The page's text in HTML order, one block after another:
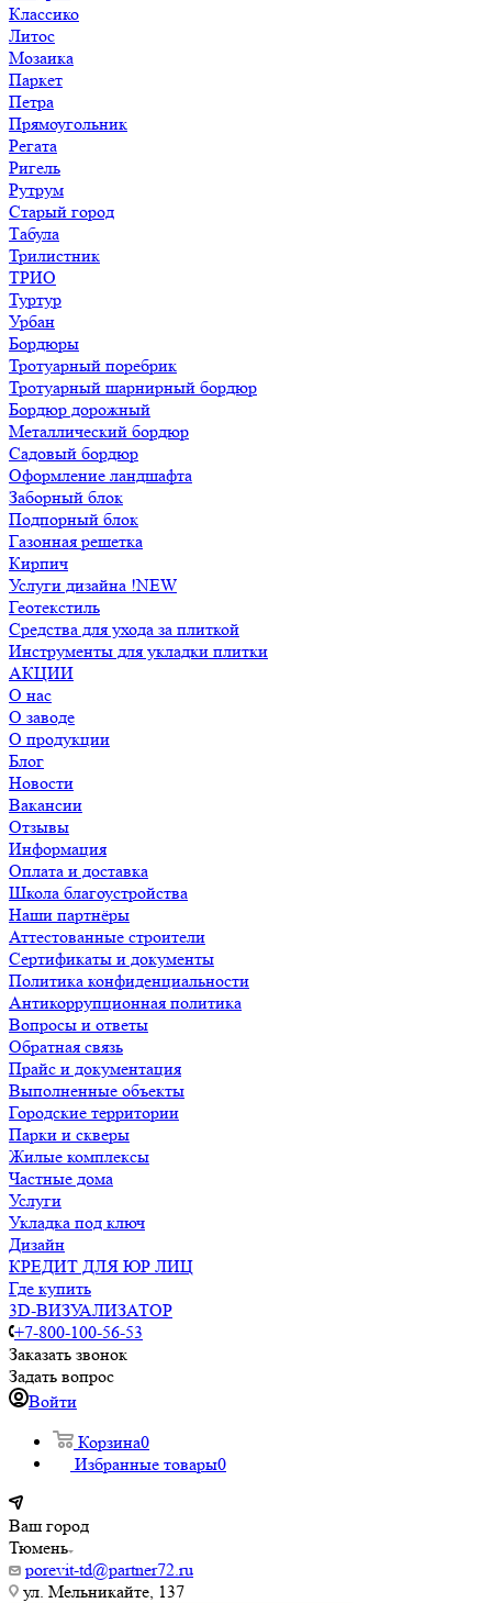
Классико
Литос
Мозаика
Паркет
Петра
Прямоугольник
Регата
Ригель
Рутрум
Старый город
Табула
Трилистник
ТРИО
Туртур
Урбан
Бордюры
Тротуарный поребрик
Тротуарный шарнирный бордюр
Бордюр дорожный
Металлический бордюр
Садовый бордюр
Оформление ландшафта
Заборный блок
Подпорный блок
Газонная решетка
Кирпич
Услуги дизайна !NEW
Геотекстиль
Средства для ухода за плиткой
Инструменты для укладки плитки
АКЦИИ
О нас
О заводе
О продукции
Блог
Новости
Вакансии
Отзывы
Информация
Оплата и доставка
Школа благоустройства
Наши партнёры
Аттестованные строители
Сертификаты и документы
Политика конфиденциальности
Антикоррупционная политика
Вопросы и ответы
Обратная связь
Прайс и документация
Выполненные объекты
Городские территории
Парки и скверы
Жилые комплексы
Частные дома
Услуги
Укладка под ключ
Дизайн
КРЕДИТ ДЛЯ ЮР ЛИЦ
Где купить
3D-ВИЗУАЛИЗАТОР
+7-800-100-56-53
Заказать звонок
Задать вопрос
Войти
Корзина0
Избранные товары0
Ваш город
Тюмень
porevit-td@partner72.ru
ул. Мельникайте, 137